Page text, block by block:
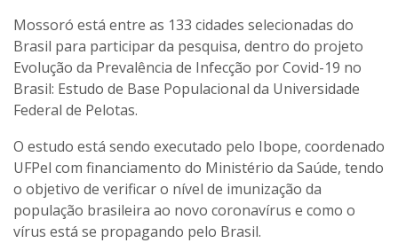
Mossoró está entre as 133 cidades selecionadas do
Brasil para participar da pesquisa, dentro do projeto
Evolução da Prevalência de Infecção por Covid-19 no
Brasil: Estudo de Base Populacional da Universidade
Federal de Pelotas.
O estudo está sendo executado pelo Ibope, coordenado
UFPel com financiamento do Ministério da Saúde, tendo
o objetivo de verificar o nível de imunização da
população brasileira ao novo coronavírus e como o
vírus está se propagando pelo Brasil.